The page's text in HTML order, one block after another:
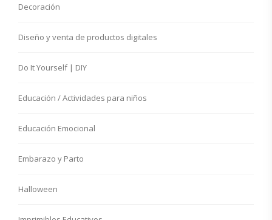
Decoración
Diseño y venta de productos digitales
Do It Yourself | DIY
Educación / Actividades para niños
Educación Emocional
Embarazo y Parto
Halloween